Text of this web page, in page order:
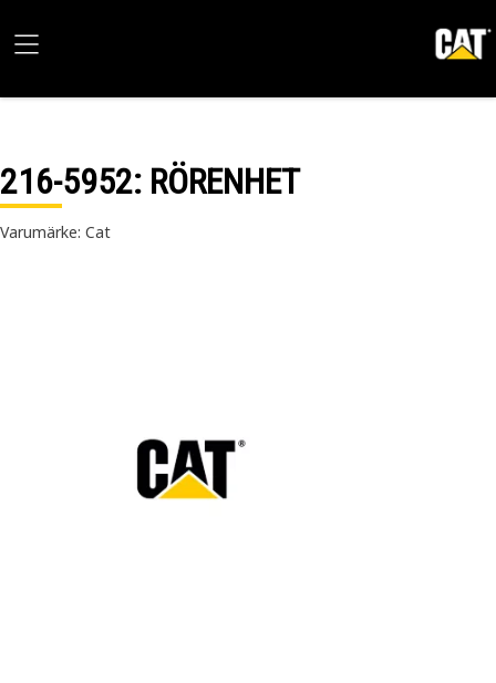
216-5952: RÖRENHET
Varumärke: Cat